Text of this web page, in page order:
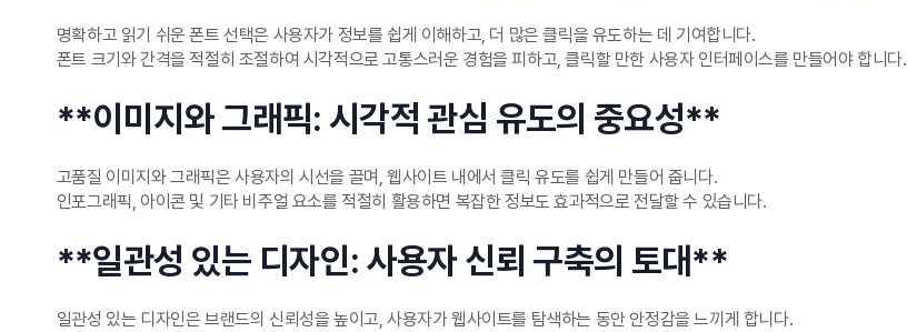
명확하고 읽기 쉬운 폰트 선택은 사용자가 정보를 쉽게 이해하고, 더 많은 클릭을 유도하는 데 기여합니다.
폰트 크기와 간격을 적절히 조절하여 시각적으로 고통스러운 경험을 피하고, 클릭할 만한 사용자 인터페이스를 만들어야 합니다.
**이미지와 그래픽: 시각적 관심 유도의 중요성**
고품질 이미지와 그래픽은 사용자의 시선을 끌며, 웹사이트 내에서 클릭 유도를 쉽게 만들어 줍니다.
인포그래픽, 아이콘 및 기타 비주얼 요소를 적절히 활용하면 복잡한 정보도 효과적으로 전달할 수 있습니다.
**일관성 있는 디자인: 사용자 신뢰 구축의 토대**
일관성 있는 디자인은 브랜드의 신뢰성을 높이고, 사용자가 웹사이트를 탐색하는 동안 안정감을 느끼게 합니다.